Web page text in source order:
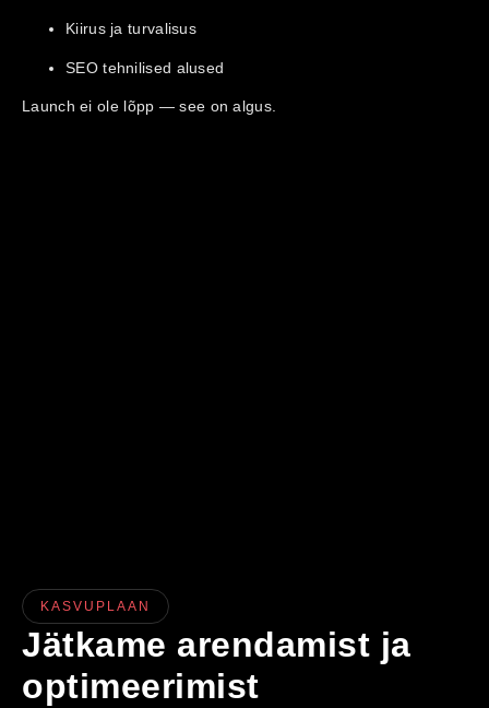
Kiirus ja turvalisus
SEO tehnilised alused
Launch ei ole lõpp — see on algus.
KASVUPLAAN
Jätkame arendamist ja
optimeerimist